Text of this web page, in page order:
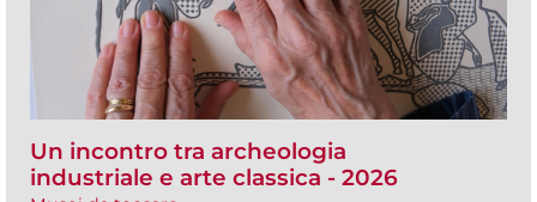
Un incontro tra archeologia
industriale e arte classica - 2026